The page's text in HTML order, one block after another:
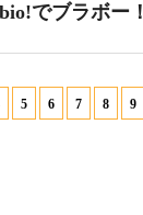
でブラボー！
5 6 7 8 9